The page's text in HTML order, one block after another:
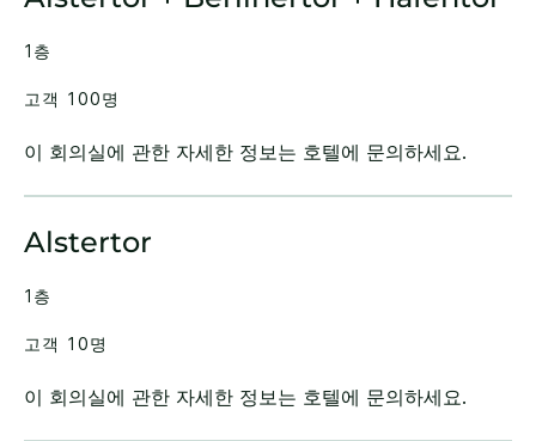
이 회의실에 관한 자세한 정보는 호텔에 문의하세요.
1층
고객 100명
Alstertor
이 회의실에 관한 자세한 정보는 호텔에 문의하세요.
1층
고객 10명